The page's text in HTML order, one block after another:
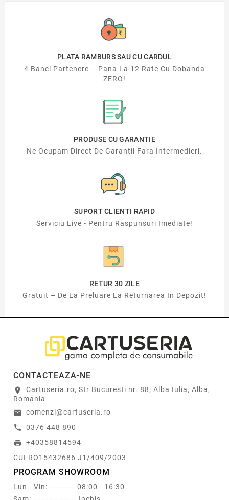
PLATA RAMBURS SAU CU CARDUL
4 Banci Partenere – Pana La 12 Rate Cu Dobanda
ZERO!
PRODUSE CU GARANTIE
Ne Ocupam Direct De Garantii Fara Intermedieri.
SUPORT CLIENTI RAPID
Serviciu Live - Pentru Raspunsuri Imediate!
RETUR 30 ZILE
Gratuit – De La Preluare La Returnarea In Depozit!
CONTACTEAZA-NE
location_on
Cartuseria.ro, Str Bucuresti nr. 88, Alba Iulia, Alba,
Romania
email comenzi@cartuseria.ro
call 0376 448 890
print +40358814594
CUI RO15432686 J1/409/2003
PROGRAM SHOWROOM
Lun - Vin: ---------- 08:00 - 16:30